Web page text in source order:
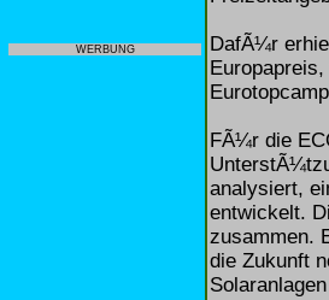
WERBUNG
DafÃ¼r
FÃ¼r die
analysiert,
entwickelt.
zusammen.
die Zukunft